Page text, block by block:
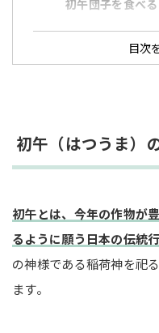
初午団子を食べる
北関東の郷土料
旗飴を食べる
祐徳稲荷神社（
まとめ
目次
初午（はつうま）
初午とは、今年の作物が
るように願う日本の伝統行
の神様である稲荷神を祀
ます。